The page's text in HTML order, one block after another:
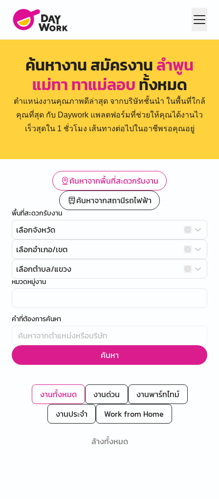
ค้นหางาน สมัครงานลำพูน
แม่ทา ทาแม่ลอบทั้งหมด
ตำแหน่งงานคุณภาพดีล่าสุด จากบริษัทชั้นนำ ในพื้นที่ใกล้
คุณที่สุด กับ Daywork แพลตฟอร์มที่ช่วยให้คุณได้งานไว
เร็วสุดใน 1 ชั่วโมง เส้นทางต่อไปในอาชีพรอคุณอยู่
ค้นหาจากพื้นที่สะดวกรับงาน
ค้นหาจากสถานีรถไฟฟ้า
พื้นที่สะดวกรับงาน
เลือกจังหวัด
เลือกอำเภอ/เขต
เลือกตำบล/แขวง
หมวดหมู่งาน
คำที่ต้องการค้นหา
ค้นหา
งานทั้งหมด งานด่วน
งานพาร์ทไทม์
งานประจำ
Work from Home
ล้างทั้งหมด